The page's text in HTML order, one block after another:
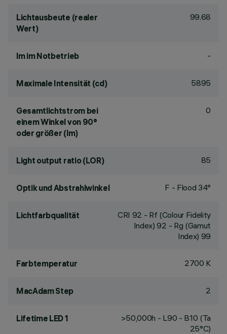
Lichtausbeute (realer
Wert)
99.68
lm im Notbetrieb -
Maximale Intensität (cd) 5895
Gesamtlichtstrom bei
einem Winkel von 90°
oder größer (lm)
0
Light output ratio (LOR) 85
Optik und Abstrahlwinkel F - Flood 34°
Lichtfarbqualität CRI 92 - Rf (Colour Fidelity
Index) 92 - Rg (Gamut
Index) 99
Farbtemperatur 2700 K
MacAdam Step 2
Lifetime LED 1
>50,000h - L90 - B10 (Ta
25°C)